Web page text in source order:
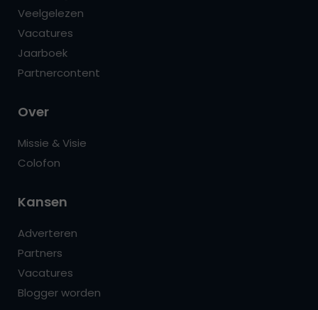
Veelgelezen
Vacatures
Jaarboek
Partnercontent
Over
Missie & Visie
Colofon
Kansen
Adverteren
Partners
Vacatures
Blogger worden